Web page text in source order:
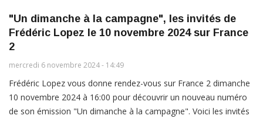
"Un dimanche à la campagne", les invités de
Frédéric Lopez le 10 novembre 2024 sur France
2
mercredi 6 novembre 2024 - 14:49
Frédéric Lopez vous donne rendez-vous sur France 2 dimanche
10 novembre 2024 à 16:00 pour découvrir un nouveau numéro
de son émission "Un dimanche à la campagne". Voici les invités